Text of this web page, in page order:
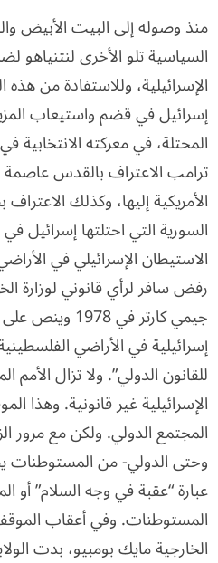
منذ وصوله إلى البيت الأبيض
السياسية تلو الأخرى لنتنياهو
الإسرائيلية، وللاستفادة من
إسرائيل في قضم واستيعاب
ترامب الاعتراف بالقدس عاصمة
الأمريكية إليها، وكذلك
الاستيطان الإسرائيلي في
رفض سافر لرأي قانوني لوزارة
جيمي كارتر في
إسرائيلية في الأراضي
للقانون الدولي”. ولا تزال
الإسرائيلية غير قانونية. وهذا
المجتمع الدولي. ولكن مع مرور
وحتى الدولي- من المستوطنات
عبارة “عقبة في وجه السلام”
المستوطنات. وفي أعقاب الموقف
الخارجية مايك بومبيو، بدت